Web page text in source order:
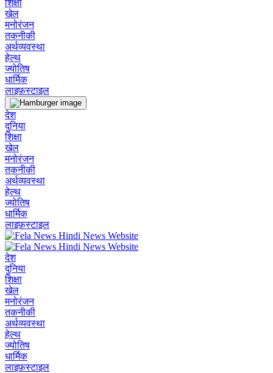
शिक्षा
खेल
मनोरंजन
तकनीकी
अर्थव्यवस्था
हेल्थ
ज्योतिष
धार्मिक
लाइफ़स्टाइल
देश
दुनिया
शिक्षा
खेल
मनोरंजन
तकनीकी
अर्थव्यवस्था
हेल्थ
ज्योतिष
धार्मिक
लाइफ़स्टाइल
देश
दुनिया
शिक्षा
खेल
मनोरंजन
तकनीकी
अर्थव्यवस्था
हेल्थ
ज्योतिष
धार्मिक
लाइफ़स्टाइल